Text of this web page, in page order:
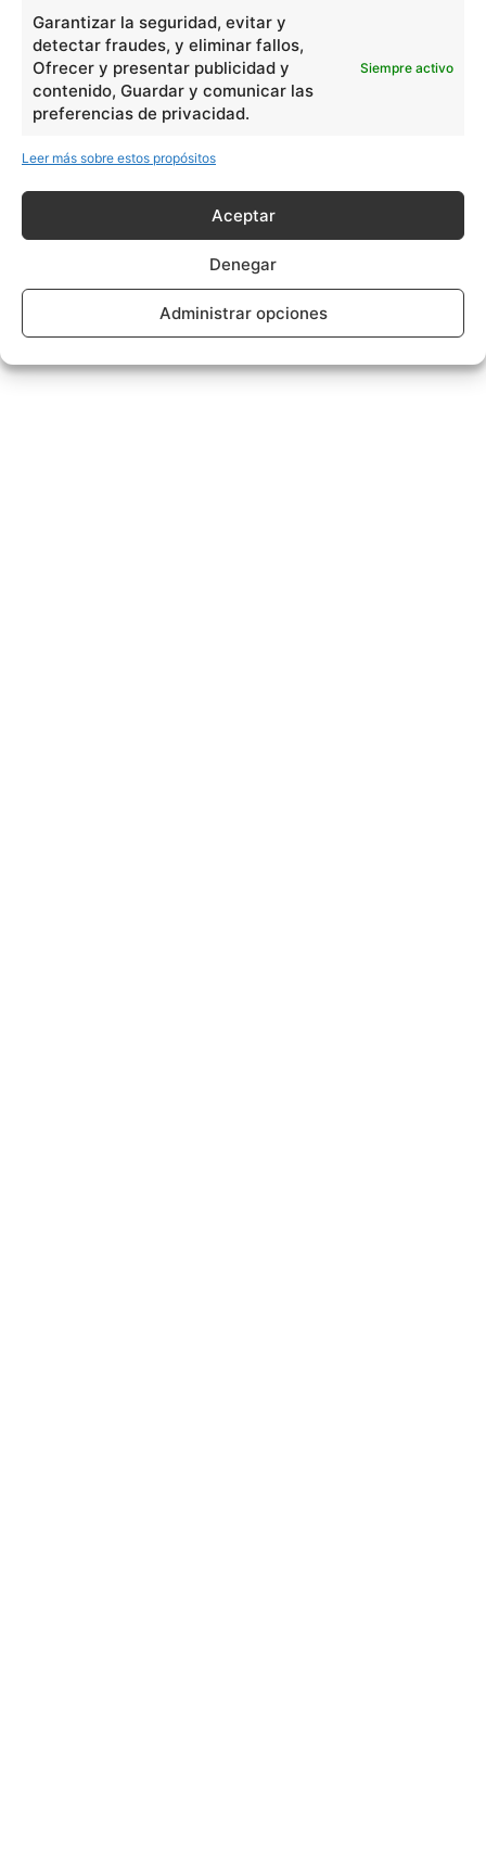
Garantizar la seguridad, evitar y
detectar fraudes, y eliminar fallos,
Ofrecer y presentar publicidad y
contenido, Guardar y comunicar las
preferencias de privacidad.
Siempre activo
Leer más sobre estos propósitos
Aceptar
Denegar
Administrar opciones
material